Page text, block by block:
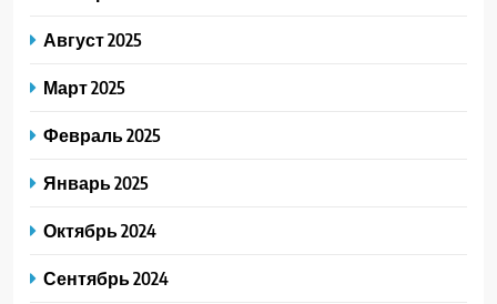
Август 2025
Март 2025
Февраль 2025
Январь 2025
Октябрь 2024
Сентябрь 2024